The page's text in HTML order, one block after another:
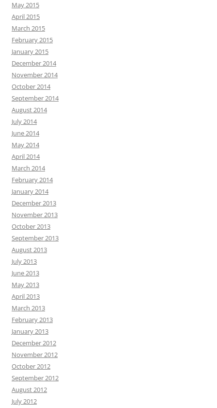
May 2015
April 2015
March 2015
February 2015
January 2015
December 2014
November 2014
October 2014
September 2014
August 2014
July 2014
June 2014
May 2014
April 2014
March 2014
February 2014
January 2014
December 2013
November 2013
October 2013
September 2013
August 2013
July 2013
June 2013
May 2013
April 2013
March 2013
February 2013
January 2013
December 2012
November 2012
October 2012
September 2012
August 2012
July 2012